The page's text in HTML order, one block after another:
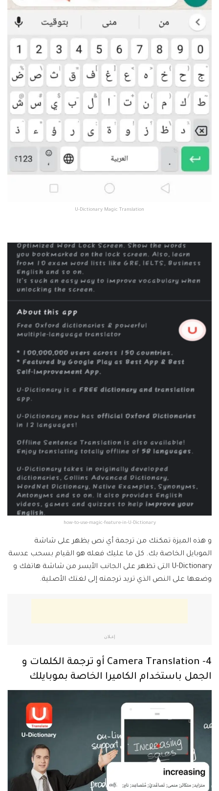
U-Dictionary Magic Translation
how-to-use-magic-feature-in-U-Dictionary
و هذه الميزة تمكنك من ترجمة أي نص يظهر على شاشة
الموبايل الخاصة بك. كل ما عليك فعله هو القيام بسحب عدسة
U-Dictionary التى تظهر على الجانب الأيسر من شاشة هاتفك و
وضعها على النص الذي تريد ترجمته إلى لغتك الأصلية.
إعـلان
4- Camera Translation أو ترجمة الكلمات و
الجمل باستخدام الكاميرا الخاصة بموبايلك